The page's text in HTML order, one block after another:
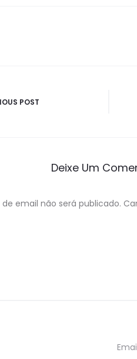
POST
Deixe Um
email não será publicado.